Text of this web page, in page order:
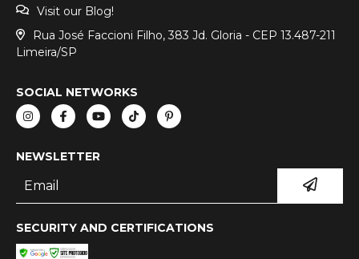
Visit our Blog!
Rua José Faccioni Filho, 383 Jd. Gloria - CEP 13.487-211
Limeira/SP
SOCIAL NETWORKS
NEWSLETTER
SECURITY AND CERTIFICATIONS